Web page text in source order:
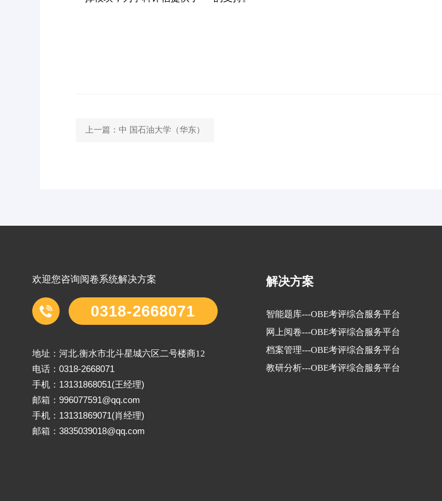
上一篇： 中 国石油大学（华东）
欢迎您咨询阅卷系统解决方案
0318-2668071
地址：河北.衡水市北斗星城六区二号楼商12
电话： 0318-2668071
手机： 13131868051(王经理)
邮箱： 996077591@qq.com
手机： 13131869071(肖经理)
邮箱： 3835039018@qq.com
解决方案
智能题库---OBE考评综合服务平台
网上阅卷---OBE考评综合服务平台
档案管理---OBE考评综合服务平台
教研分析---OBE考评综合服务平台